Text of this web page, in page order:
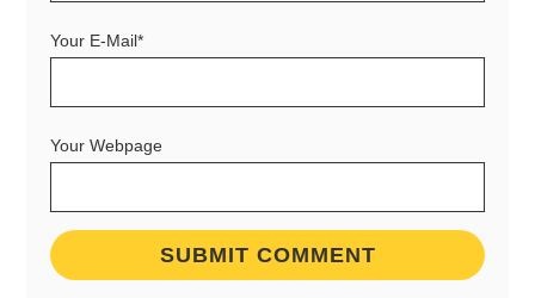
Your E-Mail*
Your Webpage